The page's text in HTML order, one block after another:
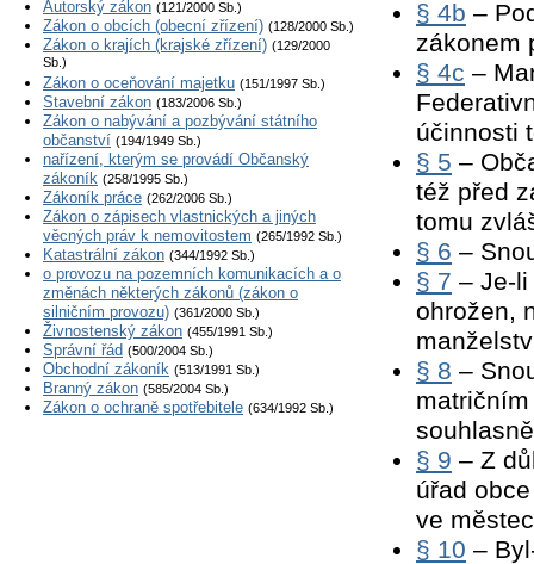
Autorský zákon (121/2000 Sb.)
Zákon o obcích (obecní zřízení) (128/2000 Sb.)
Zákon o krajích (krajské zřízení) (129/2000
Sb.)
Zákon o oceňování majetku (151/1997 Sb.)
Stavební zákon (183/2006 Sb.)
Zákon o nabývání a pozbývání státního
občanství (194/1949 Sb.)
nařízení, kterým se provádí Občanský
zákoník (258/1995 Sb.)
Zákoník práce (262/2006 Sb.)
Zákon o zápisech vlastnických a jiných
věcných práv k nemovitostem (265/1992 Sb.)
Katastrální zákon (344/1992 Sb.)
o provozu na pozemních komunikacích a o
změnách některých zákonů (zákon o
silničním provozu) (361/2000 Sb.)
Živnostenský zákon (455/1991 Sb.)
Správní řád (500/2004 Sb.)
Obchodní zákoník (513/1991 Sb.)
Branný zákon (585/2004 Sb.)
Zákon o ochraně spotřebitele (634/1992 Sb.)
§ 4b –
zákonem
§ 4c –
účinnosti
§ 5 –
též před
tomu
§ 6 –
§ 7 – Je-
ohrožen,
§ 8 –
§ 9 – Z
úřad
ve
§ 10 –